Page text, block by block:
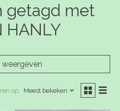
getagd met
HANLY
weergeven
op Meest bekeken